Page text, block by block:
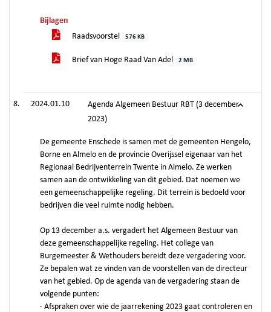
Bijlagen
Raadsvoorstel
576 KB
Brief van Hoge Raad Van Adel 2 MB
2024.01.10
Agenda Algemeen Bestuur RBT (3 december
2023)
De gemeente Enschede is samen met de gemeenten Hengelo,
Borne en Almelo en de provincie Overijssel eigenaar van het
Regionaal Bedrijventerrein Twente in Almelo. Ze werken
samen aan de ontwikkeling van dit gebied. Dat noemen we
een gemeenschappelijke regeling. Dit terrein is bedoeld voor
bedrijven die veel ruimte nodig hebben.
Op 13 december a.s. vergadert het Algemeen Bestuur van
deze gemeenschappelijke regeling. Het college van
Burgemeester & Wethouders bereidt deze vergadering voor.
Ze bepalen wat ze vinden van de voorstellen van de directeur
van het gebied. Op de agenda van de vergadering staan de
volgende punten:
· Afspraken over wie de jaarrekening 2023 gaat controleren en